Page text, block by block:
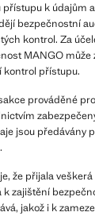
k údajům
bezpečnostní
kontrol. Za
MANGO může
kontrol přístupu.
prováděné
jsou předávány
že přijala
zajištění
jakož i k